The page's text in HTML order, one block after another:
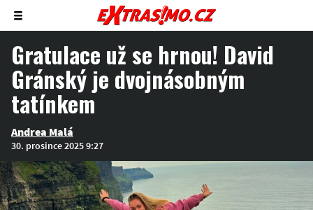
Zobrazit/skrýt
menu
Gratulace už se hrnou! David
Gránský je dvojnásobným
tatínkem
Andrea Malá
30. prosince 2025 9:27